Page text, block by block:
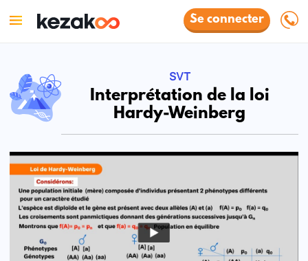
Se connecter
SVT
Interprétation de la loi
Hardy-Weinberg